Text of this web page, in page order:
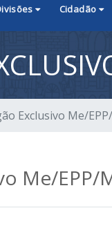
Cidadão
Exclusivo Me/
Me/EPP/